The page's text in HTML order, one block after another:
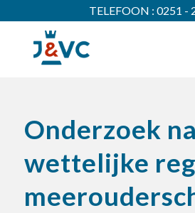
TELEFOON : 0251 -
Onderzoek
wettelijke